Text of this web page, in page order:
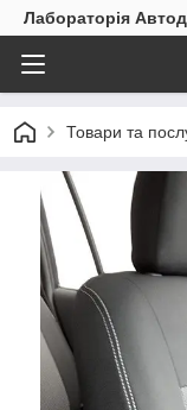
Лабораторія
Товари та